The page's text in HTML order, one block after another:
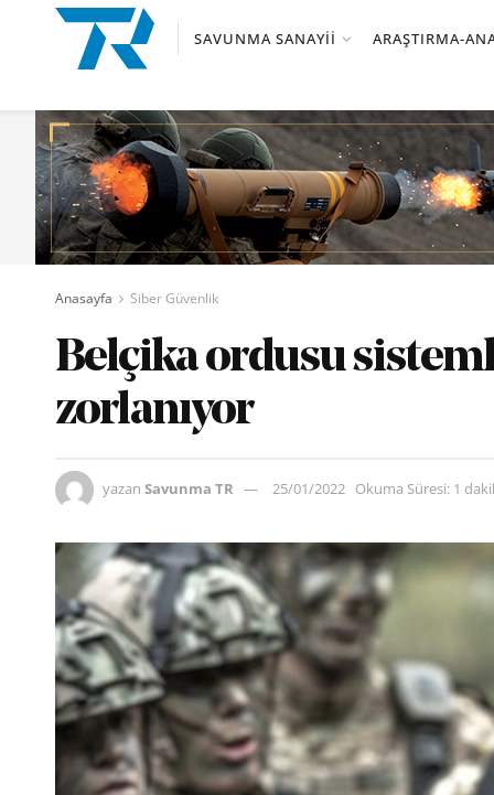
SAVUNMA SANAYII ARAŞTIRMA-
Anasayfa Siber Güvenlik
Belçika ordusu
zorlanıyor
yazan Savunma TR 25/01/2022 Okuma Süresi: 1